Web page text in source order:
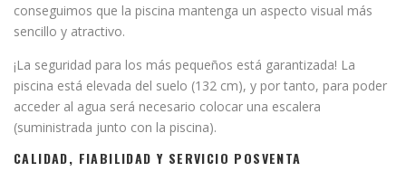
conseguimos que la piscina mantenga un aspecto visual más
sencillo y atractivo.
¡La seguridad para los más pequeños está garantizada! La
piscina está elevada del suelo (132 cm), y por tanto, para poder
acceder al agua será necesario colocar una escalera
(suministrada junto con la piscina).
CALIDAD, FIABILIDAD Y SERVICIO POSVENTA